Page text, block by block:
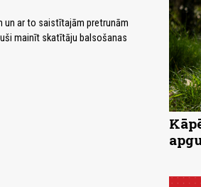
un ar to saistītajām pretrunām
mainīt skatītāju balsošanas